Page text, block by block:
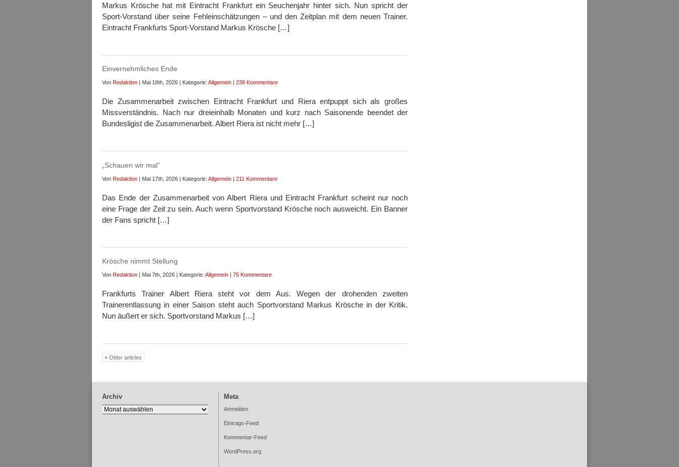
Markus Krösche hat mit Eintracht Frankfurt ein Seuchenjahr hinter sich. Nun spricht der
Sport-Vorstand über seine Fehleinschätzungen – und den Zeitplan mit dem neuen Trainer.
Eintracht Frankfurts Sport-Vorstand Markus Krösche […]
Einvernehmliches Ende
Von Redaktion | Mai 18th, 2026 | Kategorie: Allgemein | 238 Kommentare
Die Zusammenarbeit zwischen Eintracht Frankfurt und Riera entpuppt sich als großes
Missverständnis. Nach nur dreieinhalb Monaten und kurz nach Saisonende beendet der
Bundesligist die Zusammenarbeit. Albert Riera ist nicht mehr […]
„Schauen wir mal“
Von Redaktion | Mai 17th, 2026 | Kategorie: Allgemein | 211 Kommentare
Das Ende der Zusammenarbeit von Albert Riera und Eintracht Frankfurt scheint nur noch
eine Frage der Zeit zu sein. Auch wenn Sportvorstand Krösche noch ausweicht. Ein Banner
der Fans spricht […]
Krösche nimmt Stellung
Von Redaktion | Mai 7th, 2026 | Kategorie: Allgemein | 75 Kommentare
Frankfurts Trainer Albert Riera steht vor dem Aus. Wegen der drohenden zweiten
Trainerentlassung in einer Saison steht auch Sportvorstand Markus Krösche in der Kritik.
Nun äußert er sich. Sportvorstand Markus […]
« Older articles
Archiv
Archiv
Meta
Anmelden
Eintrags-Feed
Kommentar-Feed
WordPress.org